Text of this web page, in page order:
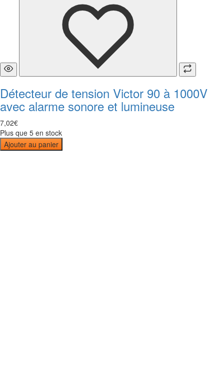
Détecteur de tension Victor 90 à 1000V
avec alarme sonore et lumineuse
7,02€
Plus que 5 en stock
Ajouter au panier